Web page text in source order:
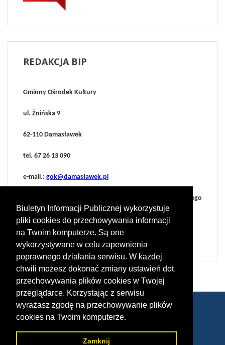
Biuletyn Informacji Publicznej wykorzystuje
pliki cookies do przechowywania informacji
na Twoim komputerze. Są one
wykorzystywane w celu zapewnienia
poprawnego działania serwisu. W każdej
chwili możesz dokonać zmiany ustawień dot.
przechowywania plików cookies w Twojej
przeglądarce. Korzystając z serwisu
wyrażasz zgodę na przechowywanie plików
cookies na Twoim komputerze.
Zamknij
REDAKCJABIP
Gminny Ośrodek Kultury
ul. Żnińska 9
62-110 Damasławek
tel. 67 26 13 090
e-mail.: gok@damasławek.pl
administrator: Maciej Jerzakowski (Dyrektor Gminnego
Ośrodka Kultury w Damasławku)
e-mail.:gok@damaslawek.pl
© 2020 Gminny Ośrodek Kultury w Damasławku